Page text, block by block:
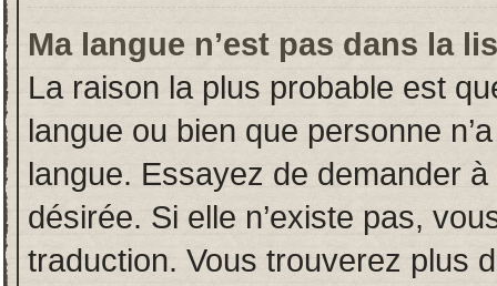
Ma langue n’est pas dans la
La raison la plus probable est
langue ou bien que personne
langue. Essayez de demander à
désirée. Si elle n’existe pas,
traduction. Vous trouverez plus